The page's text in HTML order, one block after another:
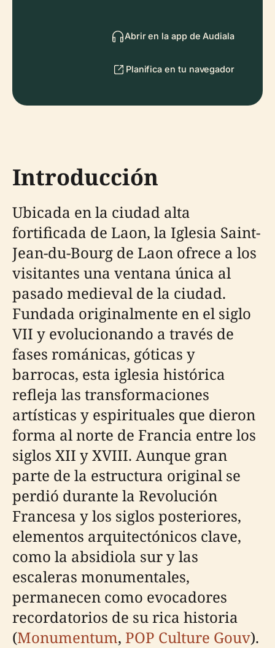
Abrir en la app de Audiala
Planifica en tu navegador
Introducción
Ubicada en la ciudad alta
fortificada de Laon, la Iglesia Saint-
Jean-du-Bourg de Laon ofrece a los
visitantes una ventana única al
pasado medieval de la ciudad.
Fundada originalmente en el siglo
VII y evolucionando a través de
fases románicas, góticas y
barrocas, esta iglesia histórica
refleja las transformaciones
artísticas y espirituales que dieron
forma al norte de Francia entre los
siglos XII y XVIII. Aunque gran
parte de la estructura original se
perdió durante la Revolución
Francesa y los siglos posteriores,
elementos arquitectónicos clave,
como la absidiola sur y las
escaleras monumentales,
permanecen como evocadores
recordatorios de su rica historia
(Monumentum, POP Culture Gouv).